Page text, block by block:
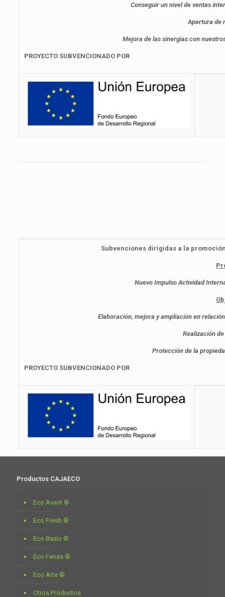
Conseguir un nivel de ventas
Apertura de
Mejora de las sinergias con
PROYECTO SUBVENCIONADO POR
Subvenciones dirigidas a la
Nuevo Impulso Actividad
Elaboración, mejora y ampliación en
Realización
Protección de la
PROYECTO SUBVENCIONADO POR
Productos CAJAECO
Eco Avant ®
Eco Fresh ®
Eco Basic ®
Eco Ferias ®
Eco Arte ®
Otros Productos